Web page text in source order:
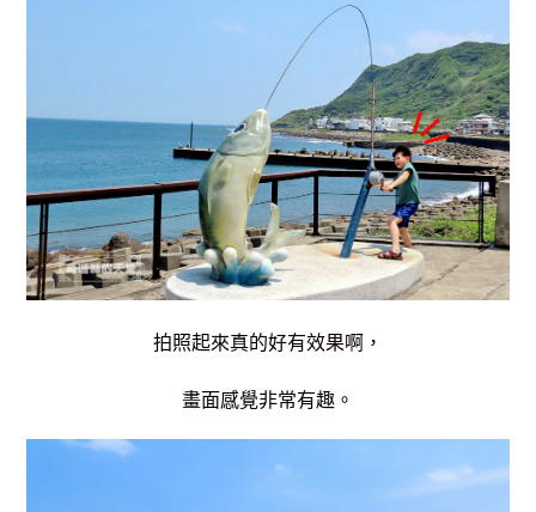
拍照起來真的好有效果啊，
畫面感覺非常有趣。